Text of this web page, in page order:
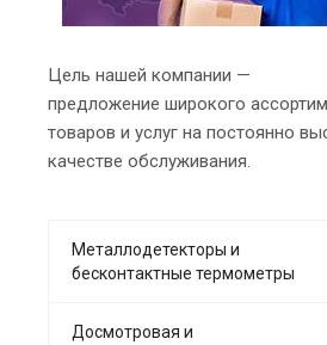
Цель нашей компании —
предложение широкого
товаров и услуг на постоянно
качестве обслуживания.
Металлодетекторы и
бесконтактные термометры
Досмотровая и